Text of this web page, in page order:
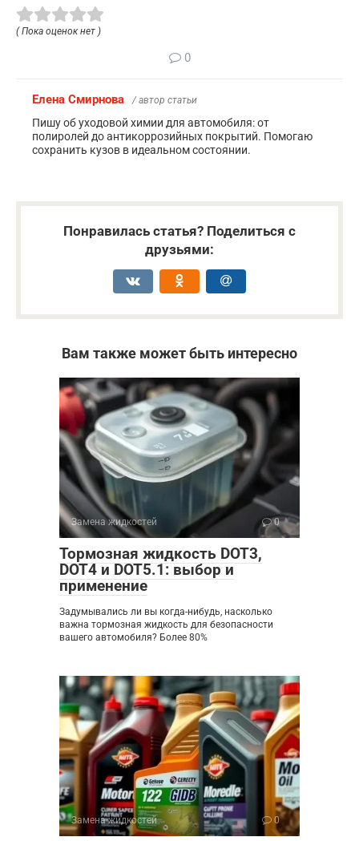
( Пока оценок нет )
0
Елена Смирнова / автор статьи
Пишу об уходовой химии для автомобиля: от
полиролей до антикоррозийных покрытий. Помогаю
сохранить кузов в идеальном состоянии.
Понравилась статья? Поделиться с
друзьями:
Вам также может быть интересно
Замена жидкостей 0
Тормозная жидкость DOT3,
DOT4 и DOT5.1: выбор и
применение
Задумывались ли вы когда-нибудь, насколько
важна тормозная жидкость для безопасности
вашего автомобиля? Более 80%
Замена жидкостей 0